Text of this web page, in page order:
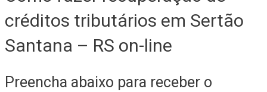
créditos tributários em Sertão
Santana – RS on-line
Preencha abaixo para receber o